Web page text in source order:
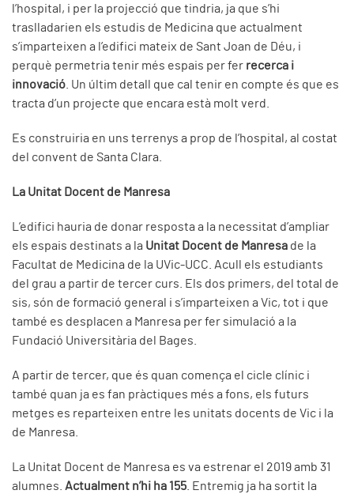
l’hospital, i per la projecció que tindria, ja que s’hi
traslladarien els estudis de Medicina que actualment
s’imparteixen a l’edifici mateix de Sant Joan de Déu, i
perquè permetria tenir més espais per fer recerca i
innovació . Un últim detall que cal tenir en compte és que es
tracta d’un projecte que encara està molt verd.
Es construiria en uns terrenys a prop de l’hospital, al costat
del convent de Santa Clara.
La Unitat Docent de Manresa
L’edifici hauria de donar resposta a la necessitat d’ampliar
els espais destinats a la Unitat Docent de Manresa de la
Facultat de Medicina de la UVic-UCC. Acull els estudiants
del grau a partir de tercer curs. Els dos primers, del total de
sis, són de formació general i s’imparteixen a Vic, tot i que
també es desplacen a Manresa per fer simulació a la
Fundació Universitària del Bages.
A partir de tercer, que és quan comença el cicle clínic i
també quan ja es fan pràctiques més a fons, els futurs
metges es reparteixen entre les unitats docents de Vic i la
de Manresa.
La Unitat Docent de Manresa es va estrenar el 2019 amb 31
alumnes. Actualment n’hi ha 155 . Entremig ja ha sortit la